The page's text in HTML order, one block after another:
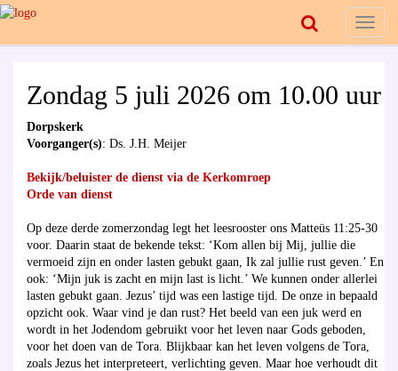
Toggle
Zondag 5 juli 2026 om 10.00 uur
Dorpskerk
Voorganger(s): Ds. J.H. Meijer
Bekijk/beluister de dienst via de Kerkomroep
Orde van dienst
Op deze derde zomerzondag legt het leesrooster ons Matteüs 11:25-30
voor. Daarin staat de bekende tekst: ‘Kom allen bij Mij, jullie die
vermoeid zijn en onder lasten gebukt gaan, Ik zal jullie rust geven.’ En
ook: ‘Mijn juk is zacht en mijn last is licht.’ We kunnen onder allerlei
lasten gebukt gaan. Jezus’ tijd was een lastige tijd. De onze in bepaald
opzicht ook. Waar vind je dan rust? Het beeld van een juk werd en
wordt in het Jodendom gebruikt voor het leven naar Gods geboden,
voor het doen van de Tora. Blijkbaar kan het leven volgens de Tora,
zoals Jezus het interpreteert, verlichting geven. Maar hoe verhoudt dit